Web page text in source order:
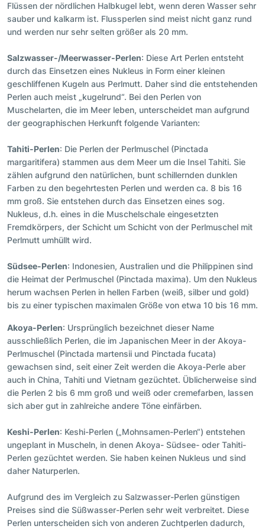
Flüssen der nördlichen Halbkugel lebt, wenn deren Wasser sehr
sauber und kalkarm ist. Flussperlen sind meist nicht ganz rund
und werden nur sehr selten größer als 20 mm.
Salzwasser-/Meerwasser-Perlen: Diese Art Perlen entsteht
durch das Einsetzen eines Nukleus in Form einer kleinen
geschliffenen Kugeln aus Perlmutt. Daher sind die entstehenden
Perlen auch meist „kugelrund“. Bei den Perlen von
Muschelarten, die im Meer leben, unterscheidet man aufgrund
der geographischen Herkunft folgende Varianten:
Tahiti-Perlen: Die Perlen der Perlmuschel (Pinctada
margaritifera) stammen aus dem Meer um die Insel Tahiti. Sie
zählen aufgrund den natürlichen, bunt schillernden dunklen
Farben zu den begehrtesten Perlen und werden ca. 8 bis 16
mm groß. Sie entstehen durch das Einsetzen eines sog.
Nukleus, d.h. eines in die Muschelschale eingesetzten
Fremdkörpers, der Schicht um Schicht von der Perlmuschel mit
Perlmutt umhüllt wird.
Südsee-Perlen: Indonesien, Australien und die Philippinen sind
die Heimat der Perlmuschel (Pinctada maxima). Um den Nukleus
herum wachsen Perlen in hellen Farben (weiß, silber und gold)
bis zu einer typischen maximalen Größe von etwa 10 bis 16 mm.
Akoya-Perlen: Ursprünglich bezeichnet dieser Name
ausschließlich Perlen, die im Japanischen Meer in der Akoya-
Perlmuschel (Pinctada martensii und Pinctada fucata)
gewachsen sind, seit einer Zeit werden die Akoya-Perle aber
auch in China, Tahiti und Vietnam gezüchtet. Üblicherweise sind
die Perlen 2 bis 6 mm groß und weiß oder cremefarben, lassen
sich aber gut in zahlreiche andere Töne einfärben.
Keshi-Perlen: Keshi-Perlen („Mohnsamen-Perlen“) entstehen
ungeplant in Muscheln, in denen Akoya- Südsee- oder Tahiti-
Perlen gezüchtet werden. Sie haben keinen Nukleus und sind
daher Naturperlen.
Aufgrund des im Vergleich zu Salzwasser-Perlen günstigen
Preises sind die Süßwasser-Perlen sehr weit verbreitet. Diese
Perlen unterscheiden sich von anderen Zuchtperlen dadurch,